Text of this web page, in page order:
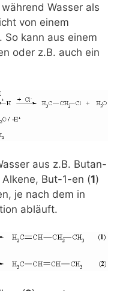
Wasser als
von einem
kann aus einem
oder z.B. auch ein
aus z.B. Butan-
But-1-en (1)
je nach dem in
abläuft.